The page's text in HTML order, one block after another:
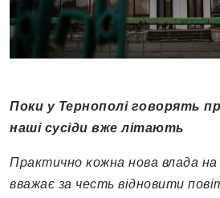
Поки у Тернополі говорять
наші сусіди вже літають
Практично кожна нова влада на
вважає за честь відновити